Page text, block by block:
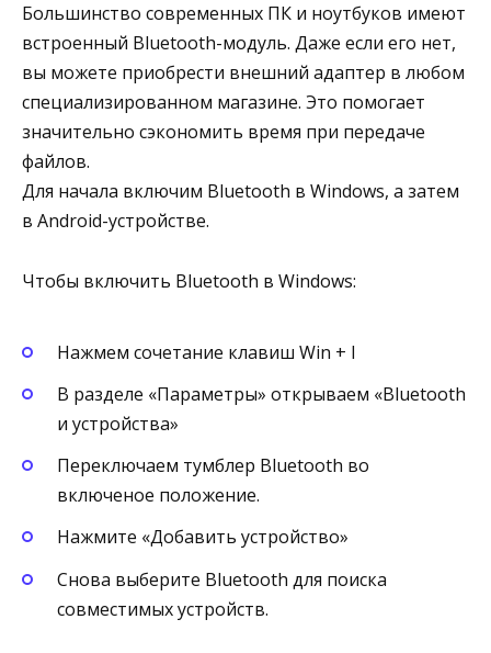
Большинство современных ПК и ноутбуков имеют
встроенный Bluetooth-модуль. Даже если его нет,
вы можете приобрести внешний адаптер в любом
специализированном магазине. Это помогает
значительно сэкономить время при передаче
файлов.
Для начала включим Bluetooth в Windows, а затем
в Android-устройстве.
Чтобы включить Bluetooth в Windows:
Нажмем сочетание клавиш Win + I
В разделе «Параметры» открываем «Bluetooth
и устройства»
Переключаем тумблер Bluetooth во
включеное положение.
Нажмите «Добавить устройство»
Снова выберите Bluetooth для поиска
совместимых устройств.